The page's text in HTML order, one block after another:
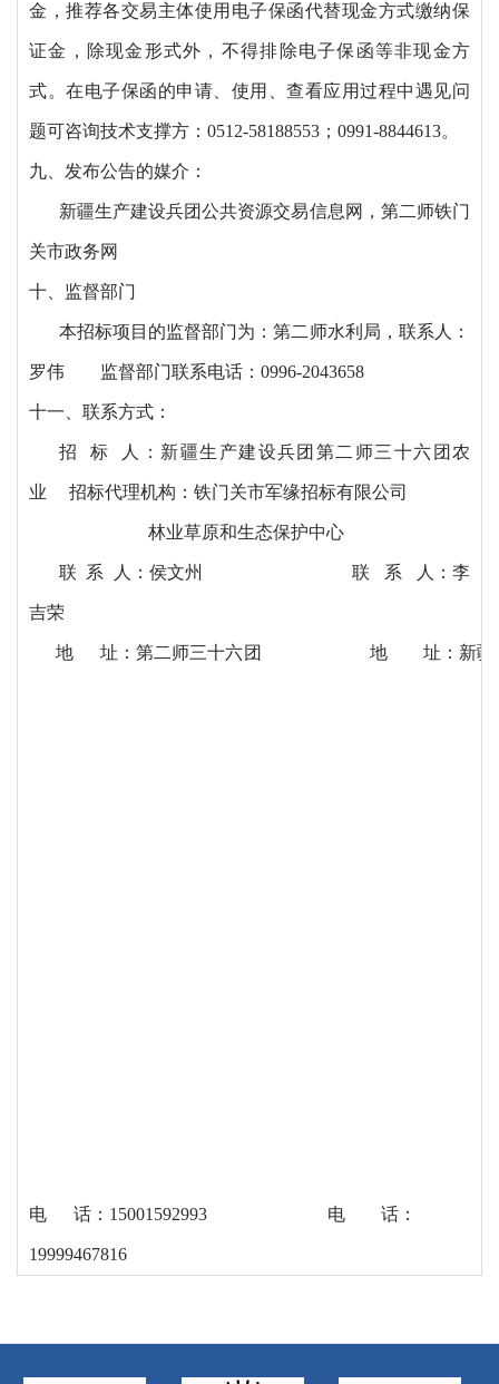
金，推荐各交易主体使用电子保函代替现金方式缴纳保
证金，除现金形式外，不得排除电子保函等非现金方
式。在电子保函的申请、使用、查看应用过程中遇见问
题可咨询技术支撑方：0512-58188553；0991-8844613。
九、发布公告的媒介：
新疆生产建设兵团公共资源交易信息网，第二师铁门
关市政务网
十、监督部门
本招标项目的监督部门为：第二师水利局，联系人：
罗伟 监督部门联系电话： 0996-2043658
十一、联系方式：
招 标 人：新疆生产建设兵团第二师三十六团农
业 招标代理机构：铁门关市军缘招标有限公司
林业草原和生态保护中心
联 系 人：侯文州联 系 人：李
吉荣
地址：第二师三十六团 地 址：新疆
电 话 ： 15001592993 电 话：
19999467816